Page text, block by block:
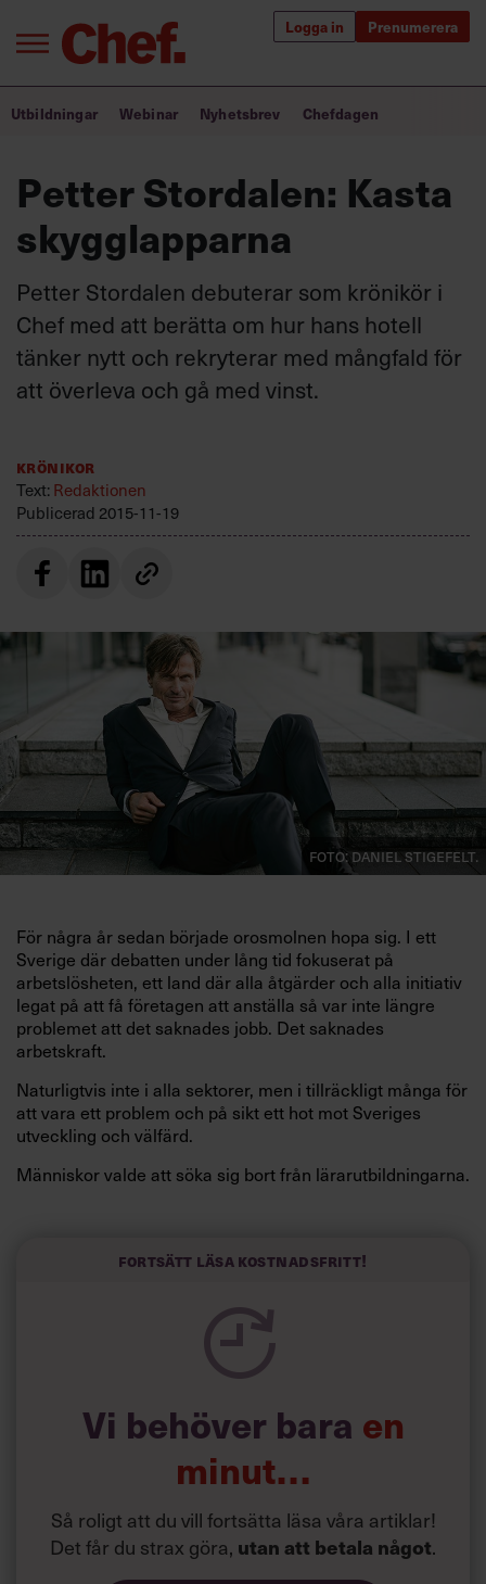
Logga in Prenumerera
Annonsera
Kundservice
Villkor och policy för
personuppgiftsbehandling
Bra ledare förändrar världen
Utbildning för ledare
Chefakademin+
Populära utbildningar
Utbildningar Webinar Nyhetsbrev Chefdagen
Petter Stordalen: Kasta
skygglapparna
Petter Stordalen debuterar som krönikör i
Chef med att berätta om hur hans hotell
tänker nytt och rekryterar med mångfald för
att överleva och gå med vinst.
Krönikor
Text:Redaktionen
Publicerad 2015-11-19
Foto: Daniel Stigefelt.
För några år sedan började orosmolnen hopa sig. I ett
Sverige där debatten under lång tid fokuserat på
arbetslösheten, ett land där alla åtgärder och alla initiativ
legat på att få företagen att anställa så var inte längre
problemet att det saknades jobb. Det saknades
arbetskraft.
Naturligtvis inte i alla sektorer, men i tillräckligt många för
att vara ett problem och på sikt ett hot mot Sveriges
utveckling och välfärd.
Människor valde att söka sig bort från lärarutbildningarna.
kunnat ske tack vare tillgången till personal.
När jag blickar framåt och planerar för nya och utbyggda
hotell har tillgången till arbetskraft seglat upp som den
många i näringslivet.
Fortsätt läsa kostnadsfritt!
Vi behöver bara en
minut…
Så roligt att du vill fortsätta läsa våra artiklar!
Det får du strax göra, utan att betala något.